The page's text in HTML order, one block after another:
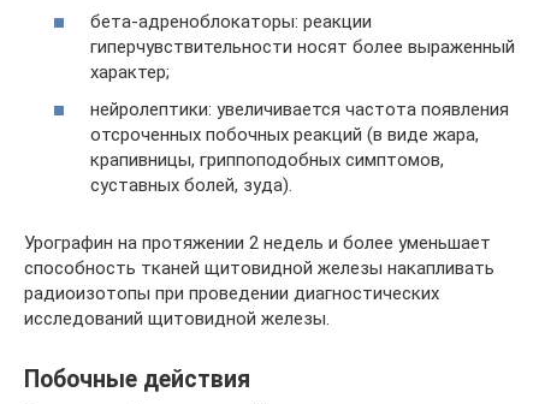
бета-адреноблокаторы: реакции
гиперчувствительности носят более выраженный
характер;
нейролептики: увеличивается частота появления
отсроченных побочных реакций (в виде жара,
крапивницы, гриппоподобных симптомов,
суставных болей, зуда).
Урографин на протяжении 2 недель и более уменьшает
способность тканей щитовидной железы накапливать
радиоизотопы при проведении диагностических
исследований щитовидной железы.
Побочные действия